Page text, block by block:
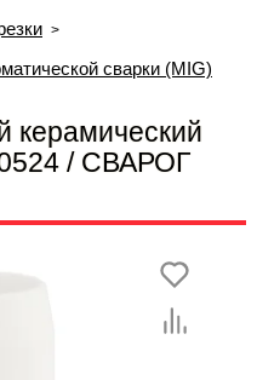
сварки (MIG)
керамический
/ СВАРОГ